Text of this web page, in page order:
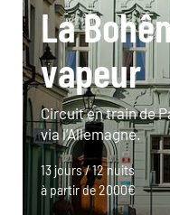
La
vapeur
Circuit en train de
via l’Allemagne.
13 jours / 12 nuits
à partir de 2000€